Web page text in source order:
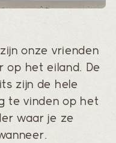
onze vrienden
op het eiland. De
zijn de hele
te vinden op het
waar je ze